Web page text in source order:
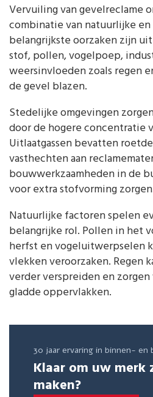
Vervuiling van gevelreclame
combinatie van natuurlijke
belangrijkste oorzaken zijn
stof, pollen, vogelpoep,
weersinvloeden zoals regen
de gevel blazen.
Stedelijke omgevingen
door de hogere concentratie
Uitlaatgassen bevatten
vasthechten aan
bouwwerkzaamheden in de
voor extra stofvorming
Natuurlijke factoren spelen
belangrijke rol. Pollen in het
herfst en vogeluitwerpselen
vlekken veroorzaken. Regen
verder verspreiden en
gladde oppervlakken.
30 jaar ervaring in binnen- en
Klaar om uw
maken?